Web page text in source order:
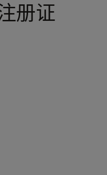
册证